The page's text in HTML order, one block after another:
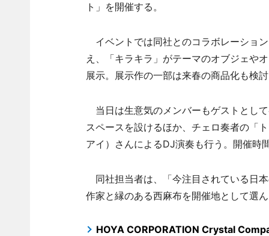
ト」を開催する。
イベントでは同社とのコラボレーショ
え、「キラキラ」がテーマのオブジェや
展示。展示作の一部は来春の商品化も検
当日は生意気のメンバーもゲストとし
スペースを設けるほか、チェロ奏者の「
アイ）さんによるDJ演奏も行う。開催時
同社担当者は、「今注目されている日
作家と縁のある西麻布を開催地として選
HOYA CORPORATION Crystal